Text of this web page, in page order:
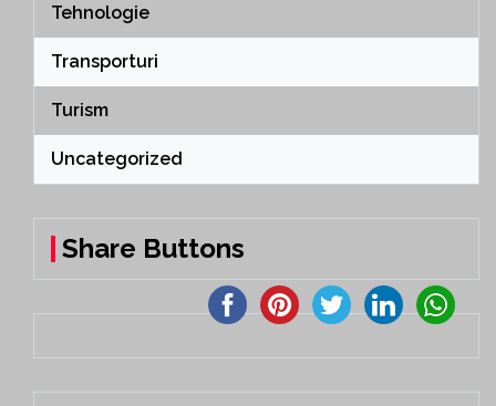
Tehnologie
Transporturi
Turism
Uncategorized
Share Buttons